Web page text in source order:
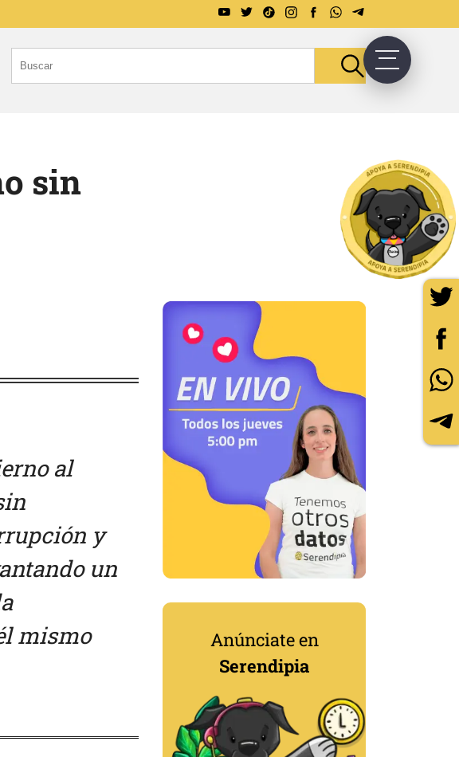
sin
al
y
un
mismo
Anúnciate en
Serendipia